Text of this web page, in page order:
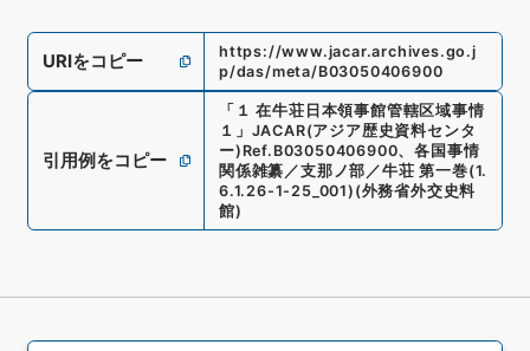
URIをコピー
https://www.jacar.archives.go.j
p/das/meta/B03050406900
引用例をコピー
「 １ 在牛荘日本領事館管轄区域事情
１ 」 JACAR(アジア歴史資料センタ
ー) Ref. B03050406900、各国事情
関係雑纂／支那ノ部／牛荘 第一巻(1.
6.1.26-1-25_001) (外務省外交史料
館)